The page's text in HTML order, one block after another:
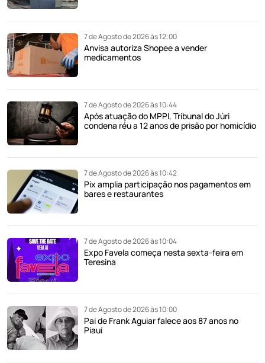
7 de Agosto de 2026 às 12:00
Anvisa autoriza Shopee a vender
medicamentos
7 de Agosto de 2026 às 10:44
Após atuação do MPPI, Tribunal do Júri
condena réu a 12 anos de prisão por homicídio
7 de Agosto de 2026 às 10:42
Pix amplia participação nos pagamentos em
bares e restaurantes
7 de Agosto de 2026 às 10:04
Expo Favela começa nesta sexta-feira em
Teresina
7 de Agosto de 2026 às 10:00
Pai de Frank Aguiar falece aos 87 anos no
Piauí